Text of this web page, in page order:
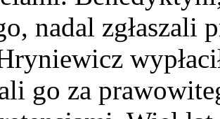
nadal zgłaszali
go za